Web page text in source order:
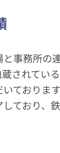
事務所の
されてい
ておりま
ており、